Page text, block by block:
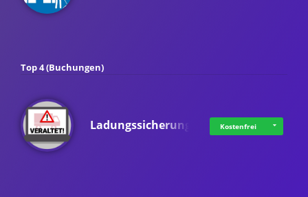
Top 4 (Buchungen)
Ladungssicherung Kostenfrei